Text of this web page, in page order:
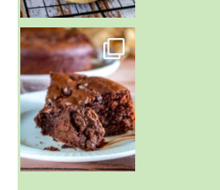
~ GÂTEAU FONDANT CHOCO NOISETTE ~
C'est lundi